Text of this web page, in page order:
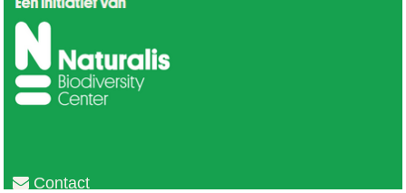
Contact